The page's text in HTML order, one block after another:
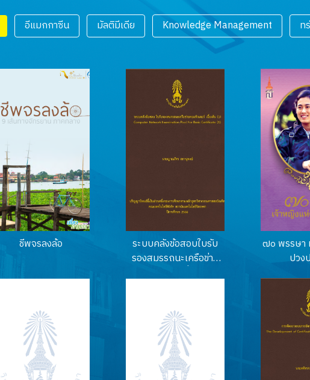
อีแมกกาซีน มัลติมีเดีย Knowledge Management ท
ชีพจรลงล้อ
ระบบคลังข้อสอบใบรับ
รองสมรรถนะเครือข่าย
Basic Certificate 1)
๗๐ พรรษา
ปวง